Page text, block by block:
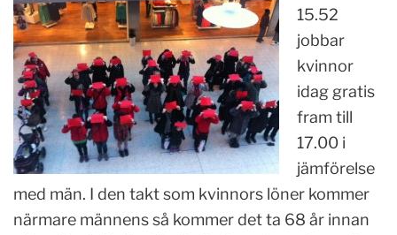
15.52
jobbar
kvinnor
idag gratis
fram till
17.00 i
jämförelse
med män. I den takt som kvinnors löner kommer
närmare männens så kommer det ta 68 år innan